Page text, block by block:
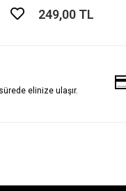
249,00 TL
elinize ulaşır.